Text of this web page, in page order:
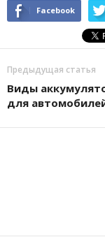
Facebook
Предыдущая статья
Виды
для